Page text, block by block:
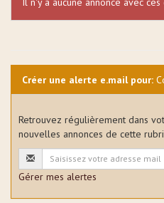
Créer une alerte e.mail pour:
Retrouvez régulièrement dans
nouvelles annonces de cette
Gérer mes alertes